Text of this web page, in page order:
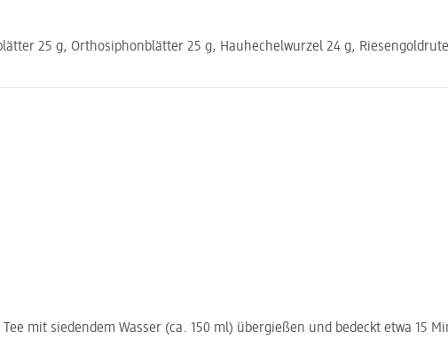
25 g, Orthosiphonblätter 25 g, Hauhechelwurzel 24 g,
mit siedendem Wasser (ca. 150 ml) übergießen und bedeckt etwa 15